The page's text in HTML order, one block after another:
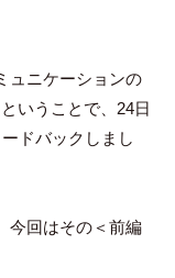
ュニケーションの
いうことで、24日
ドバックしまし
今回はその＜前編